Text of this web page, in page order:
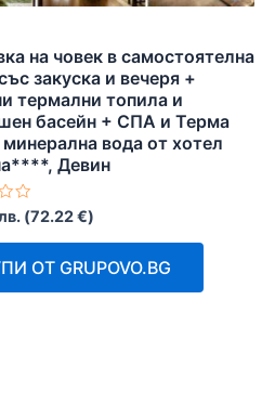
на човек в самостоятелна
закуска и вечеря +
термални топила и
басейн + СПА и Терма
минерална вода от хотел
Девин
(72.22€)
ОТ GRUPOVO.BG